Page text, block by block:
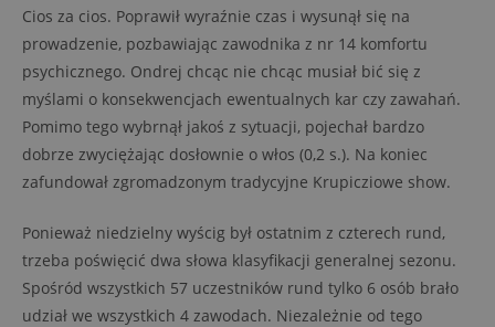
Cios za cios. Poprawił wyraźnie czas i wysunął się na
prowadzenie, pozbawiając zawodnika z nr 14 komfortu
psychicznego. Ondrej chcąc nie chcąc musiał bić się z
myślami o konsekwencjach ewentualnych kar czy zawahań.
Pomimo tego wybrnął jakoś z sytuacji, pojechał bardzo
dobrze zwyciężając dosłownie o włos (0,2 s.). Na koniec
zafundował zgromadzonym tradycyjne Krupicziowe show.
Ponieważ niedzielny wyścig był ostatnim z czterech rund,
trzeba poświęcić dwa słowa klasyfikacji generalnej sezonu.
Spośród wszystkich 57 uczestników rund tylko 6 osób brało
udział we wszystkich 4 zawodach. Niezależnie od tego